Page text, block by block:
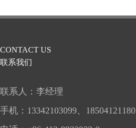
CONTACT US
联系我们
联系人：李经理
手机： 13342103099、 18504121180